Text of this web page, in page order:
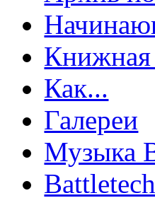
Книжная
Как...
Галереи
Музыка